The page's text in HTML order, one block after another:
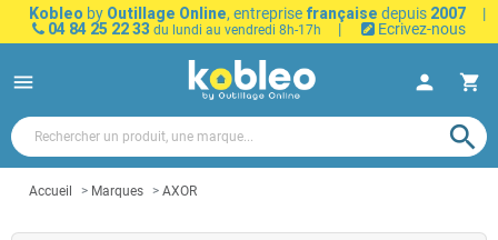
Kobleo by Outillage Online, entreprise française depuis 2007
|
04 84 25 22 33 du lundi au vendredi 8h-17h | Ecrivez-nous
menu person shopping_cart
search
Accueil Marques AXOR